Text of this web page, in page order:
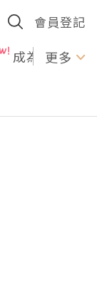
會員登記
成為U更多